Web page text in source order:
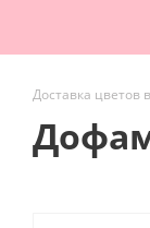
Доставка цветов